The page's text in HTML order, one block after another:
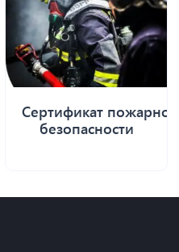
Сертификат пожарной
безопасности